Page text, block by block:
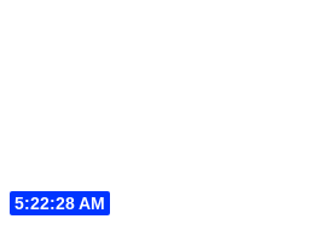
5:22:29 AM